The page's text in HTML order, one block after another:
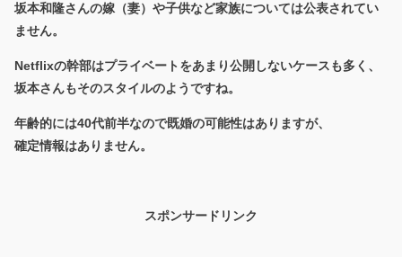
坂本和隆さんの嫁（妻）や子供など家族については公表されてい
ません。
Netflixの幹部はプライベートをあまり公開しないケースも多く、
坂本さんもそのスタイルのようですね。
年齢的には40代前半なので既婚の可能性はありますが、
確定情報はありません。
スポンサードリンク